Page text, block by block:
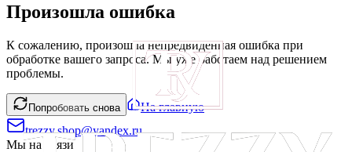
Произошла ошибка
К сожалению, произошла непредвиденная ошибка при
обработке вашего запроса. Мы уже работаем над решением
проблемы.
Попробовать снова
На главную
trezzy.shop@yandex.ru
Мы на связи